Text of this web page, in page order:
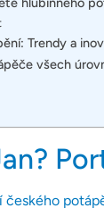
Trendy a
všech
českého